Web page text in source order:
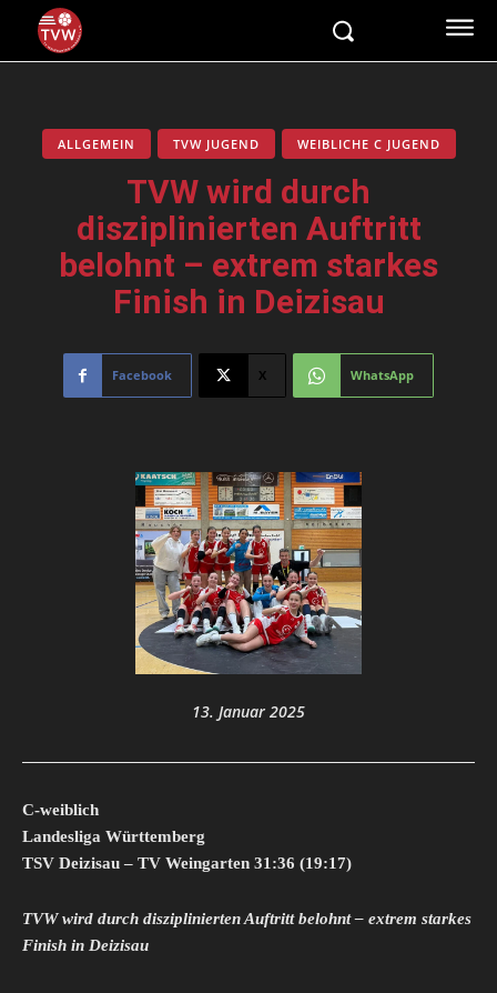
ALLGEMEIN TVW JUGEND WEIBLICHE C JUGEND
TVW wird durch
disziplinierten Auftritt
belohnt – extrem starkes
Finish in Deizisau
Facebook X WhatsApp
13. Januar 2025
C-weiblich
Landesliga Württemberg
TSV Deizisau – TV Weingarten 31:36 (19:17)
TVW wird durch disziplinierten Auftritt belohnt – extrem starkes
Finish in Deizisau